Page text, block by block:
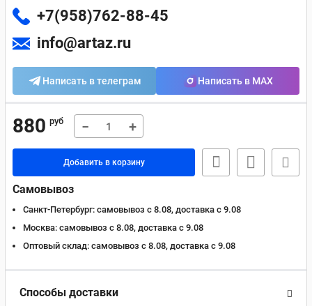
+7(958)762-88-45
info@artaz.ru
Написать в телеграм Написать в MAX
880 руб − +
Добавить в корзину
Самовывоз
Санкт-Петербург: самовывоз с 8.08, доставка c 9.08
Москва: самовывоз с 8.08, доставка c 9.08
Оптовый склад: самовывоз с 8.08, доставка c 9.08
Способы доставки